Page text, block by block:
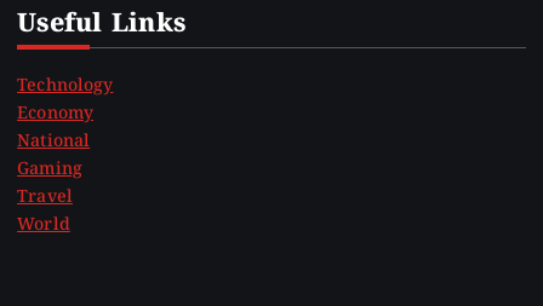
Useful Links
Technology
Economy
National
Gaming
Travel
World